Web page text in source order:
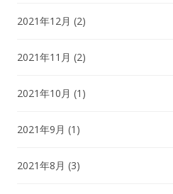
2021年12月 (2)
2021年11月 (2)
2021年10月 (1)
2021年9月 (1)
2021年8月 (3)